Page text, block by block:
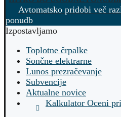
Avtomatsko pridobi več
ponudb
Izpostavljamo
Toplotne črpalke
Sončne elektrarne
Lunos prezračevanje
Subvencije
Aktualne novice
Kalkulator Oceni